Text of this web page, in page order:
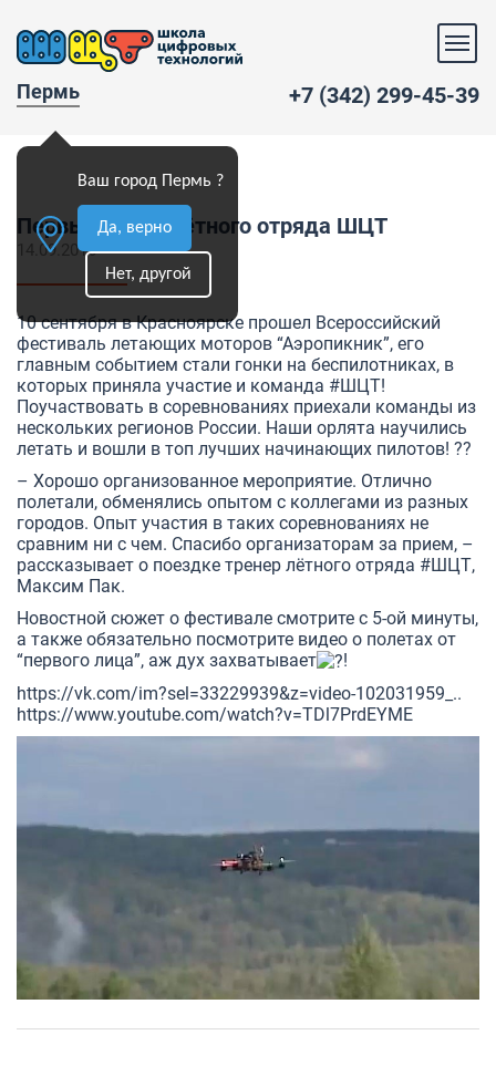
Пермь
Ваш город Пермь ?
Да, верно
Нет, другой
+7 (342) 299-45-39
Первый полёт лётного отряда ШЦТ
14.09.2016
10 сентября в Красноярске прошел Всероссийский
фестиваль летающих моторов “Аэропикник”, его
главным событием стали гонки на беспилотниках, в
которых приняла участие и команда #ШЦТ!
Поучаствовать в соревнованиях приехали команды из
нескольких регионов России. Наши орлята научились
летать и вошли в топ лучших начинающих пилотов! ??
– Хорошо организованное мероприятие. Отлично
полетали, обменялись опытом с коллегами из разных
городов. Опыт участия в таких соревнованиях не
сравним ни с чем. Спасибо организаторам за прием, –
рассказывает о поездке тренер лётного отряда #ШЦТ,
Максим Пак.
Новостной сюжет о фестивале смотрите с 5-ой минуты,
а также обязательно посмотрите видео о полетах от
“первого лица”, аж дух захватывает
!
https://vk.com/im?sel=33229939&z=video-102031959_..
https://www.youtube.com/watch?v=TDl7PrdEYME